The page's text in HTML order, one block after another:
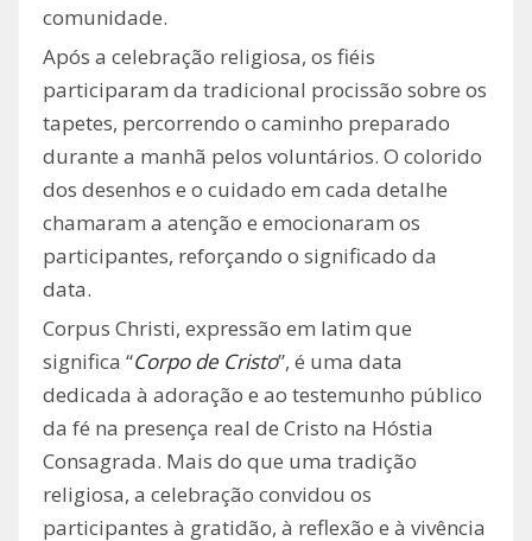
comunidade.
Após a celebração religiosa, os fiéis
participaram da tradicional procissão sobre os
tapetes, percorrendo o caminho preparado
durante a manhã pelos voluntários. O colorido
dos desenhos e o cuidado em cada detalhe
chamaram a atenção e emocionaram os
participantes, reforçando o significado da
data.
Corpus Christi, expressão em latim que
significa “Corpo de Cristo”, é uma data
dedicada à adoração e ao testemunho público
da fé na presença real de Cristo na Hóstia
Consagrada. Mais do que uma tradição
religiosa, a celebração convidou os
participantes à gratidão, à reflexão e à vivência